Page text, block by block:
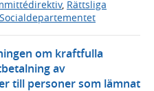
, Rättsliga
Socialdepartementet
om kraftfulla
av
till personer som lämnat